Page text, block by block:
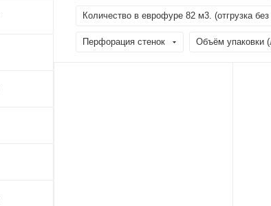
Количество в еврофуре 82 м3. (отгрузка
Перфорация стенок Объём упаковки